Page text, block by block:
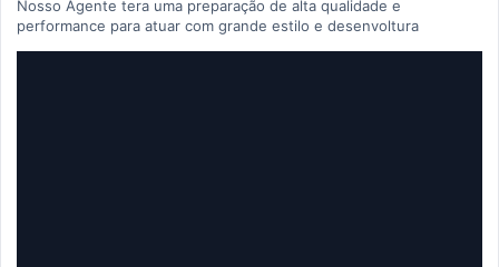
Nosso Agente tera uma preparação de alta qualidade e
performance para atuar com grande estilo e desenvoltura